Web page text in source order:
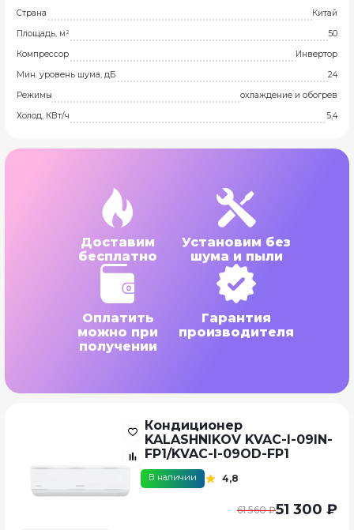
Страна
Китай
Площадь, м²
50
Компрессор
Инвертор
Мин. уровень шума, дБ
24
Режимы
охлаждение и обогрев
Холод, КВт/ч
5,4
Доставим
бесплатно
Установим без
шума и пыли
Оплатить
можно при
получении
Гарантия
производителя
Кондиционер
KALASHNIKOV KVAC-I-09IN-
FP1/KVAC-I-09OD-FP1
В наличии 4,8
61 560 ₽51 300 ₽